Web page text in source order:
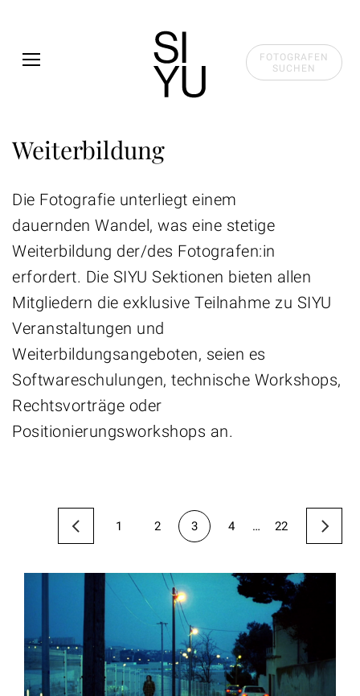
FOTOGRAFEN
SUCHEN
Weiterbildung
Die Fotografie unterliegt einem
dauernden Wandel, was eine stetige
Weiterbildung der/des Fotografen:in
erfordert. Die SIYU Sektionen bieten allen
Mitgliedern die exklusive Teilnahme zu SIYU
Veranstaltungen und
Weiterbildungsangeboten, seien es
Softwareschulungen, technische Workshops,
Rechtsvorträge oder
Positionierungsworkshops an.
1 2 3 4 … 22